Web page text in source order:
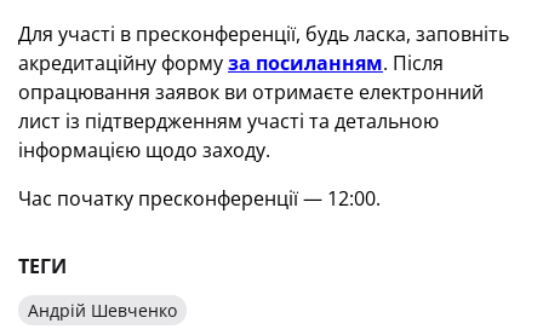
Для участі в пресконференції, будь ласка, заповніть
акредитаційну формуза посиланням. Після
опрацювання заявок ви отримаєте електронний
лист із підтвердженням участі та детальною
інформацією щодо заходу.
Час початку пресконференції — 12:00.
ТЕГИ
Андрій Шевченко